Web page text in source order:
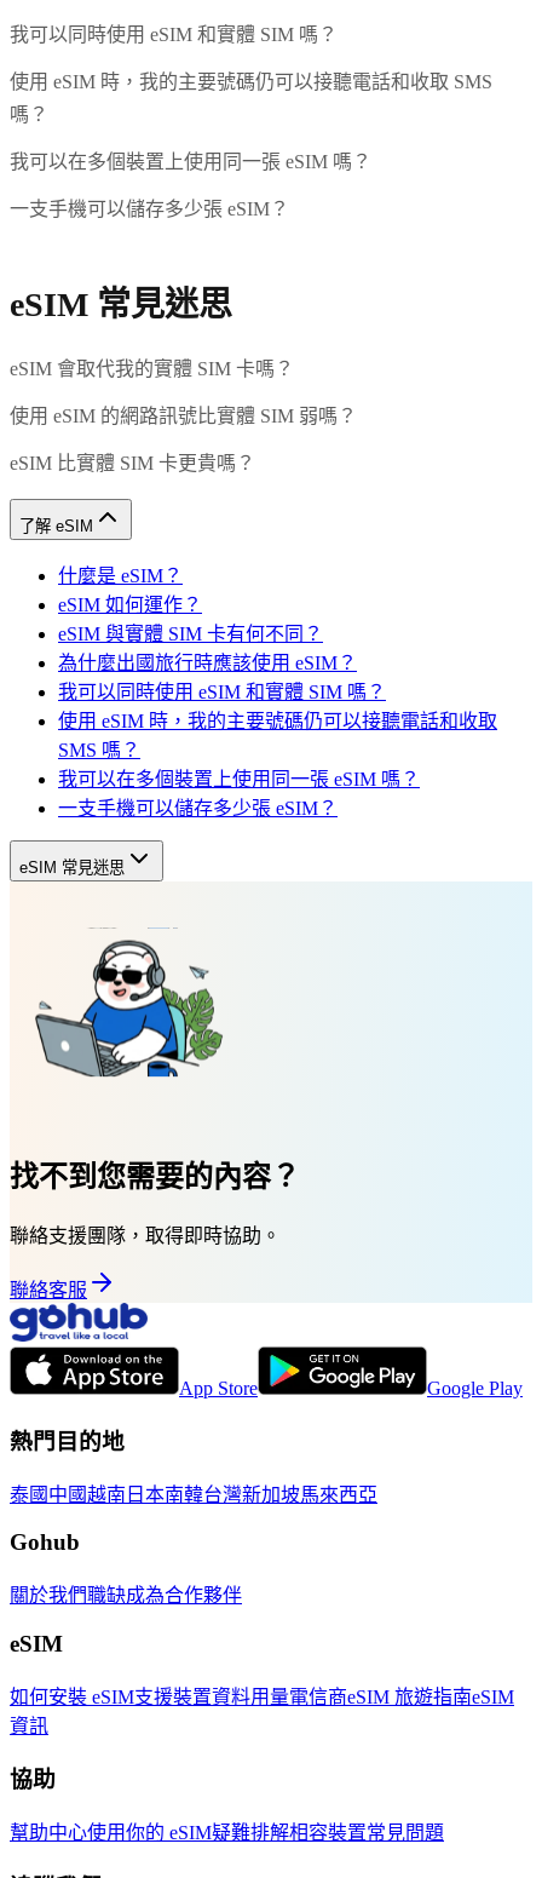
我可以同時使用 eSIM 和實體 SIM 嗎？
使用 eSIM 時，我的主要號碼仍可以接聽電話和收取 SMS
嗎？
我可以在多個裝置上使用同一張 eSIM 嗎？
一支手機可以儲存多少張 eSIM？
eSIM 常見迷思
eSIM 會取代我的實體 SIM 卡嗎？
使用 eSIM 的網路訊號比實體 SIM 弱嗎？
eSIM 比實體 SIM 卡更貴嗎？
了解 eSIM
什麼是 eSIM？
eSIM 如何運作？
eSIM 與實體 SIM 卡有何不同？
為什麼出國旅行時應該使用 eSIM？
我可以同時使用 eSIM 和實體 SIM 嗎？
使用 eSIM 時，我的主要號碼仍可以接聽電話和收取
SMS 嗎？
我可以在多個裝置上使用同一張 eSIM 嗎？
一支手機可以儲存多少張 eSIM？
eSIM 常見迷思
找不到您需要的內容？
聯絡支援團隊，取得即時協助。
聯絡客服
App Store Google Play
熱門目的地
泰國 中國越南 日本南韓台灣新加坡馬來西亞
Gohub
關於我們職缺成為合作夥伴
eSIM
如何安裝 eSIM支援裝置資料用量電信商eSIM 旅遊指南eSIM
資訊
協助
幫助中心使用你的 eSIM疑難排解相容裝置常見問題